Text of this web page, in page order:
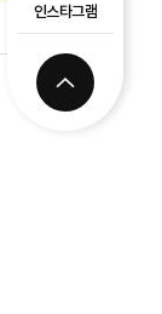
인스타그램